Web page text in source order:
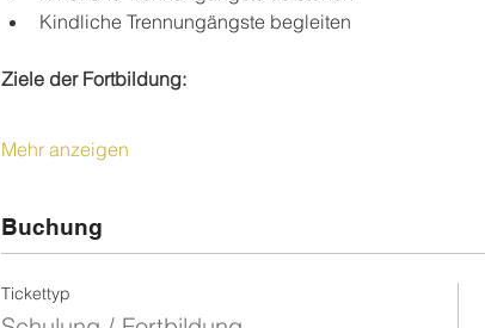
Kindliche Trennungängste begleiten
Ziele der Fortbildung:
Mehr anzeigen
Buchung
Tickettyp